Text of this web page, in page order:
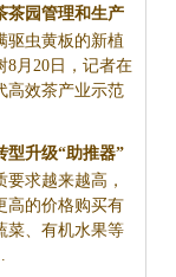
管理茶树8月20
示范园区看
宁愿花更高的价
等有机食品，